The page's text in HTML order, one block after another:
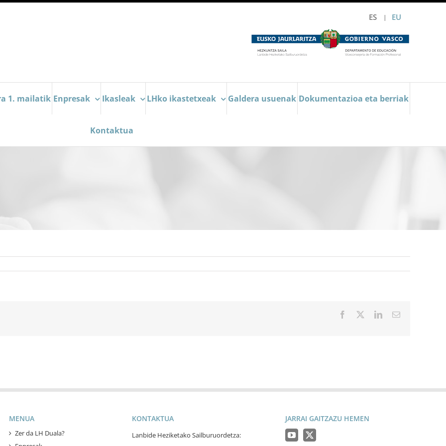
ES EU
1. mailatik Enpresak Ikasleak LHko ikastetxeak Galdera usuenak Dokumentazioa eta berriak
Kontaktua
Facebook LinkedInEmail
MENUA
Zer da LH Duala?
KONTAKTUA
Lanbide Heziketako Sailburuordetza:
JARRAI GAITZAZU HEMEN